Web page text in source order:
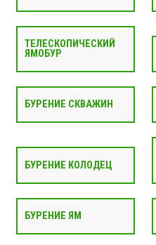
ТЕЛЕСКОПИЧЕСКИЙ
ЯМОБУР
БУРЕНИЕ СКВАЖИН
БУРЕНИЕ КОЛОДЕЦ
БУРЕНИЕ ЯМ